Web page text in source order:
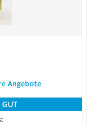
Angebote
GUT